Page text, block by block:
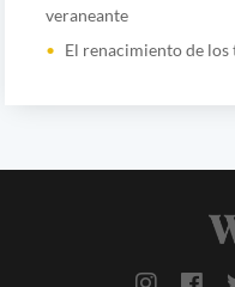
veraneante
El renacimiento de los